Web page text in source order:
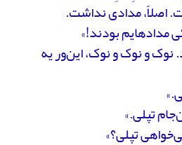
اصلاً، مدادی نداشت.
مدادهایم بودند!»
نوک و نوک و نوک، این‌ور یه
تپلی.»
تپلی؟»